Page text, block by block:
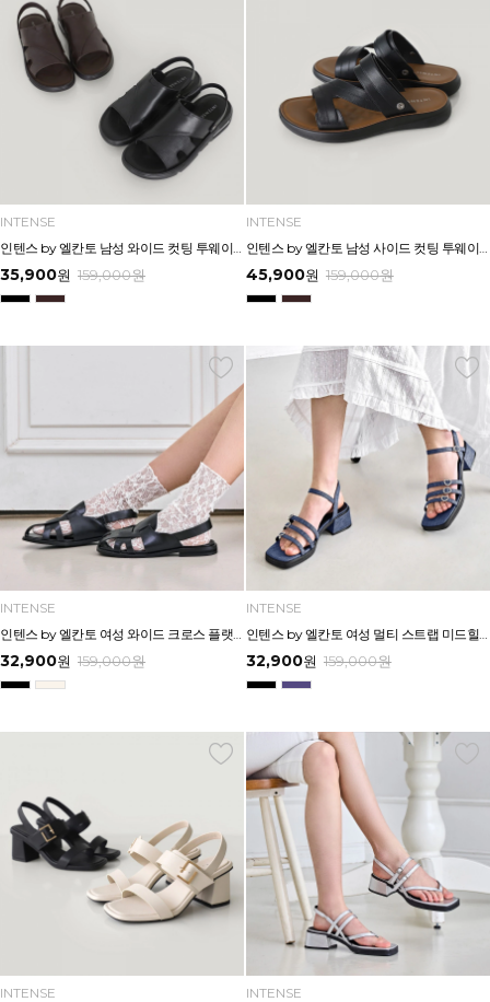
INTENSE
인텐스 by 엘칸토 남성 와이드 컷팅 투웨이 에어솔 샌들 3cm LCMW50I626
35,900원 159,000원
INTENSE
인텐스 by 엘칸토 남성 사이드 컷팅 투웨이 샌들 2.5cm LCMW49I626
45,900원 159,000원
INTENSE
32,900원 159,000원
INTENSE
32,900원 159,000원
INTENSE
INTENSE